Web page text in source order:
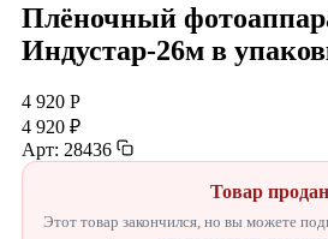
Плёночный
Индустар-26м в
4 920 Р
4 920 ₽
Арт: 28436
Товар продан
Этот товар закончился, но вы можете